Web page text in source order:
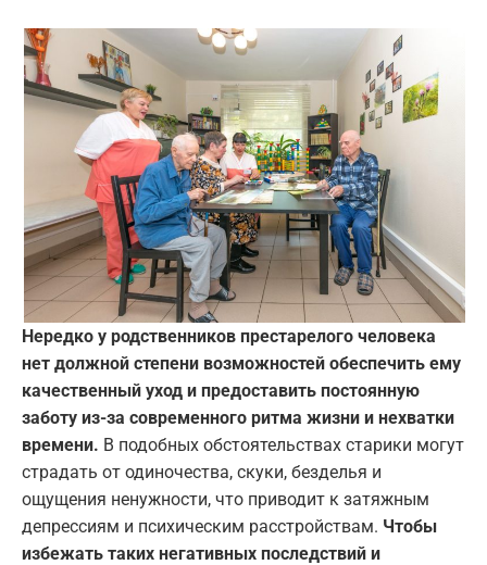
Нередко у родственников престарелого человека
нет должной степени возможностей обеспечить ему
качественный уход и предоставить постоянную
заботу из-за современного ритма жизни и нехватки
времени. В подобных обстоятельствах старики могут
страдать от одиночества, скуки, безделья и
ощущения ненужности, что приводит к затяжным
депрессиям и психическим расстройствам. Чтобы
избежать таких негативных последствий и